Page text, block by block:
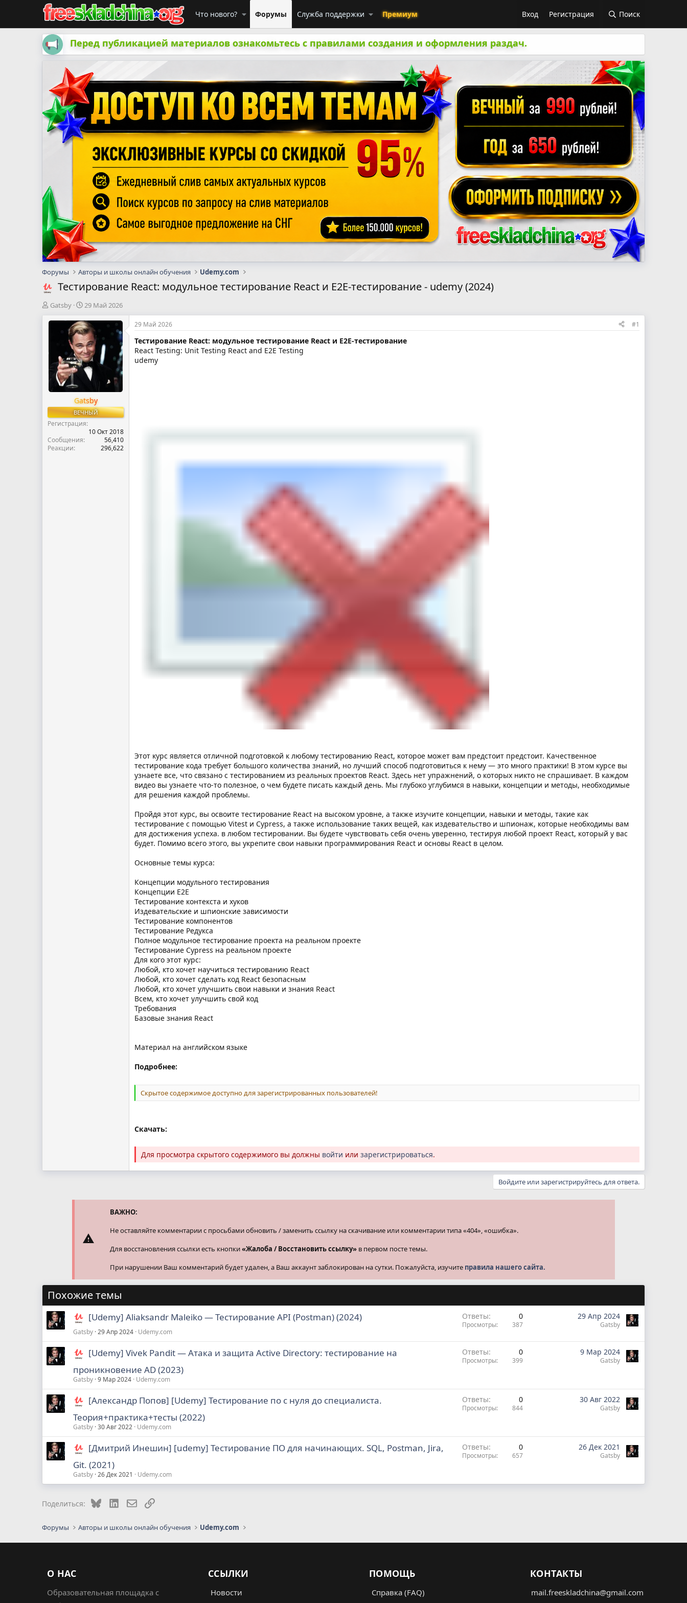
Что нового? Форумы Служба поддержки Премиум Вход Регистрация Поиск
Перед публикацией материалов ознакомьтесь с правилами создания и оформления раздач.
Форумы Авторы и школы онлайн обучения Udemy.com
Тестирование React: модульное тестирование React и E2E-тестирование - udemy (2024)
А
т
м
ы
Gatsby
Д
т
а
н
а
ч
а
л
29 Май 2026
Gatsby
ВЕЧНЫЙ
Регистрация
10 Окт 2018
Сообщения
56,410
Реакции
296,622
29 Май 2026 #1
Тестирование React: модульное тестирование React и E2E-тестирование
React Testing: Unit Testing React and E2E Testing
udemy
Этот курс является отличной подготовкой к любому тестированию React, которое может вам предстоит предстоит. Качественное
тестирование кода требует большого количества знаний, но лучший способ подготовиться к нему — это много практики! В этом курсе вы
узнаете все, что связано с тестированием из реальных проектов React. Здесь нет упражнений, о которых никто не спрашивает. В каждом
видео вы узнаете что-то полезное, о чем будете писать каждый день. Мы глубоко углубимся в навыки, концепции и методы, необходимые
для решения каждой проблемы.
Пройдя этот курс, вы освоите тестирование React на высоком уровне, а также изучите концепции, навыки и методы, такие как
тестирование с помощью Vitest и Cypress, а также использование таких вещей, как издевательство и шпионаж, которые необходимы вам
для достижения успеха. в любом тестировании. Вы будете чувствовать себя очень уверенно, тестируя любой проект React, который у вас
будет. Помимо всего этого, вы укрепите свои навыки программирования React и основы React в целом.
Основные темы курса:
Концепции модульного тестирования
Концепции E2E
Тестирование контекста и хуков
Издевательские и шпионские зависимости
Тестирование компонентов
Тестирование Редукса
Полное модульное тестирование проекта на реальном проекте
Тестирование Cypress на реальном проекте
Для кого этот курс:
Любой, кто хочет научиться тестированию React
Любой, кто хочет сделать код React безопасным
Любой, кто хочет улучшить свои навыки и знания React
Всем, кто хочет улучшить свой код
Требования
Базовые знания React
Материал на английском языке
Подробнее:
Скрытое содержимое доступно для зарегистрированных пользователей!
Скачать:
Для просмотра скрытого содержимого вы должны войти или зарегистрироваться.
Войдите или зарегистрируйтесь для ответа.
ВАЖНО:
Не оставляйте комментарии с просьбами обновить / заменить ссылку на скачивание или комментарии типа «404», «ошибка».
Для восстановления ссылки есть кнопки«Жалоба / Восстановить ссылку» в первом посте темы.
При нарушении Ваш комментарий будет удален, а Ваш аккаунт заблокирован на сутки. Пожалуйста, изучите правила нашего сайта.
Похожие темы
[Udemy] Aliaksandr Maleiko ― Тестирование API (Postman) (2024)
Gatsby 29 Апр 2024 Udemy.com
Ответы 0
Просмотры 387
29 Апр 2024
Gatsby
[Udemy] Vivek Pandit ― Атака и защита Active Directory: тестирование на
проникновение AD (2023)
Gatsby 9 Мар 2024 Udemy.com
Ответы 0
Просмотры 399
9 Мар 2024
Gatsby
[Александр Попов] [Udemy] Тестирование по с нуля до специалиста.
Теория+практика+тесты (2022)
Gatsby 30 Авг 2022 Udemy.com
Ответы 0
Просмотры 844
30 Авг 2022
Gatsby
[Дмитрий Инешин] [udemy] Тестирование ПО для начинающих. SQL, Postman, Jira,
Git. (2021)
Gatsby 26 Дек 2021 Udemy.com
Ответы 0
Просмотры 657
26 Дек 2021
Gatsby
Поделиться: BlueskyLinkedInЭлектронная почта
Ссылка
Форумы Авторы и школы онлайн обучения Udemy.com
О НАС
Образовательная площадка с
ССЫЛКИ
Новости
ПОМОЩЬ
Справка (FAQ)
КОНТАКТЫ
mail.freeskladchina@gmail.com